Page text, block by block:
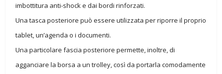
imbottitura anti-shock e dai bordi rinforzati.
Una tasca posteriore può essere utilizzata per riporre il proprio
tablet, un’agenda o i documenti.
Una particolare fascia posteriore permette, inoltre, di
agganciare la borsa a un trolley, così da portarla comodamente